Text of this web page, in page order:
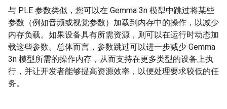
与 PLE 参数类似，您可以在 Gemma 3n 模型中跳过将某些
参数（例如音频或视觉参数）加载到内存中的操作，以减少
内存负载。如果设备具有所需资源，则可以在运行时动态加
载这些参数。总体而言，参数跳过可以进一步减少 Gemma
3n 模型所需的操作内存，从而支持在更多类型的设备上执
行，并让开发者能够提高资源效率，以便处理要求较低的任
务。